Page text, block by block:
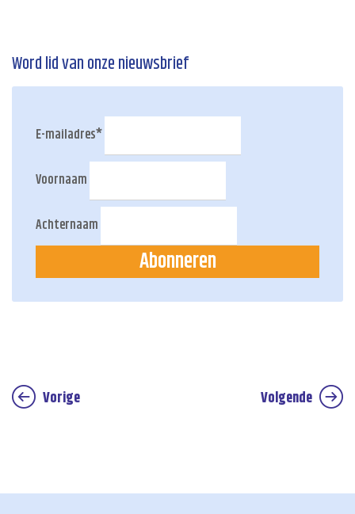
Word lid van onze nieuwsbrief
E-mailadres*
Voornaam
Achternaam
Abonneren
Vorige Volgende